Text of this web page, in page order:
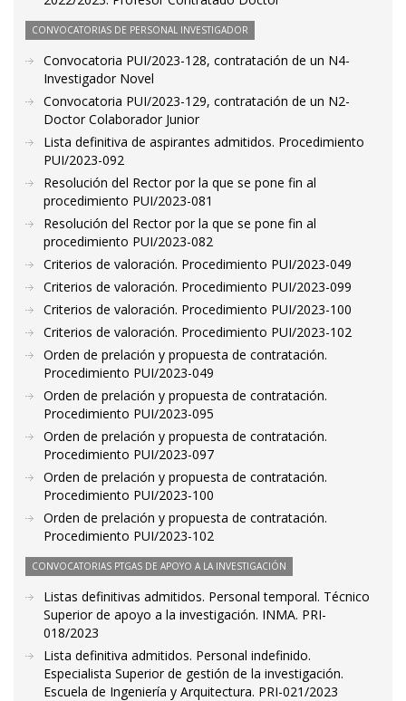
CONVOCATORIAS DE PERSONAL INVESTIGADOR
Convocatoria PUI/2023-128, contratación de un N4-
Investigador Novel
Convocatoria PUI/2023-129, contratación de un N2-
Doctor Colaborador Junior
Lista definitiva de aspirantes admitidos. Procedimiento
PUI/2023-092
Resolución del Rector por la que se pone fin al
procedimiento PUI/2023-081
Resolución del Rector por la que se pone fin al
procedimiento PUI/2023-082
Criterios de valoración. Procedimiento PUI/2023-049
Criterios de valoración. Procedimiento PUI/2023-099
Criterios de valoración. Procedimiento PUI/2023-100
Criterios de valoración. Procedimiento PUI/2023-102
Orden de prelación y propuesta de contratación.
Procedimiento PUI/2023-049
Orden de prelación y propuesta de contratación.
Procedimiento PUI/2023-095
Orden de prelación y propuesta de contratación.
Procedimiento PUI/2023-097
Orden de prelación y propuesta de contratación.
Procedimiento PUI/2023-100
Orden de prelación y propuesta de contratación.
Procedimiento PUI/2023-102
CONVOCATORIAS PTGAS DE APOYO A LA INVESTIGACIÓN
Listas definitivas admitidos. Personal temporal. Técnico
Superior de apoyo a la investigación. INMA. PRI-
018/2023
Lista definitiva admitidos. Personal indefinido.
Especialista Superior de gestión de la investigación.
Escuela de Ingeniería y Arquitectura. PRI-021/2023